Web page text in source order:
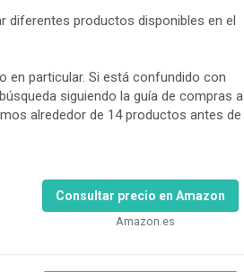
diferentes productos disponibles en el
en particular. Si está confundido con
siguiendo la guía de compras a
alrededor de 14 productos antes de
Consultar precio en Amazon
Amazon.es